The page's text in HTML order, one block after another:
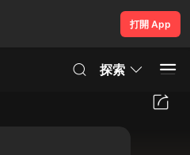
打開 App
探索